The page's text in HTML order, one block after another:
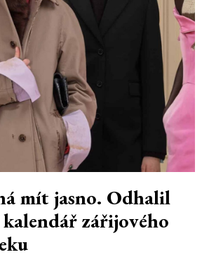
mít jasno. Odhalil
zářijového